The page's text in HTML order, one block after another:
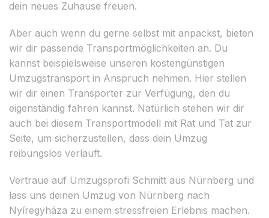
dein neues Zuhause freuen.
Aber auch wenn du gerne selbst mit anpackst, bieten
wir dir passende Transportmöglichkeiten an. Du
kannst beispielsweise unseren kostengünstigen
Umzugstransport in Anspruch nehmen. Hier stellen
wir dir einen Transporter zur Verfügung, den du
eigenständig fahren kannst. Natürlich stehen wir dir
auch bei diesem Transportmodell mit Rat und Tat zur
Seite, um sicherzustellen, dass dein Umzug
reibungslos verläuft.
Vertraue auf Umzugsprofi Schmitt aus Nürnberg und
lass uns deinen Umzug von Nürnberg nach
Nyíregyháza zu einem stressfreien Erlebnis machen.